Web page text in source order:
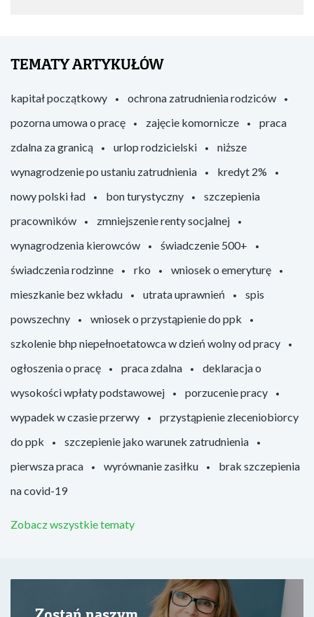
TEMATY ARTYKUŁÓW
kapitał początkowy
ochrona zatrudnienia rodziców
pozorna umowa o pracę
zajęcie komornicze
praca
zdalna za granicą
urlop rodzicielski
niższe
wynagrodzenie po ustaniu zatrudnienia
kredyt 2%
nowy polski ład
bon turystyczny
szczepienia
pracowników
zmniejszenie renty socjalnej
wynagrodzenia kierowców
świadczenie 500+
świadczenia rodzinne
rko
wniosek o emeryturę
mieszkanie bez wkładu
utrata uprawnień
spis
powszechny
wniosek o przystąpienie do ppk
szkolenie bhp niepełnoetatowca w dzień wolny od pracy
ogłoszenia o pracę
praca zdalna
deklaracja o
wysokości wpłaty podstawowej
porzucenie pracy
wypadek w czasie przerwy
przystąpienie zleceniobiorcy
do ppk
szczepienie jako warunek zatrudnienia
pierwsza praca
wyrównanie zasiłku
brak szczepienia
na covid-19
Zobacz wszystkie tematy